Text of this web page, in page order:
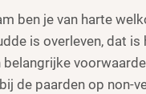
ben je van harte
is overleven, dat
belangrijke
de paarden op non-